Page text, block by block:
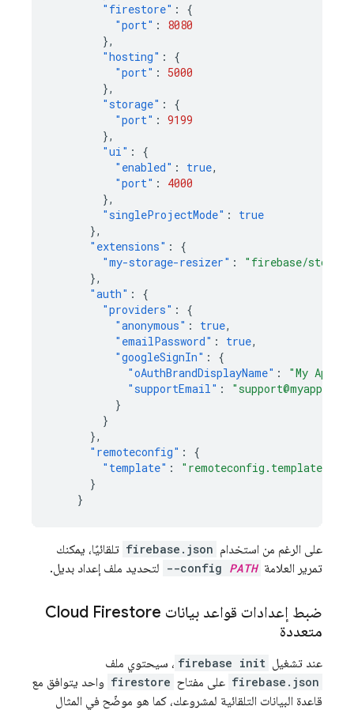
"firestore" :
{
"port" :
8080
},
"hosting" :
{
"port" :
5000
},
"storage" :
{
"port" : 9199
},
"ui" :
{
"enabled" : true,
"port" :
4000
},
"singleProjectMode" :
true
},
"extensions" :
{
"my-storage-resizer" :
"firebase/
},
"auth" :
{
"providers" :
{
"anonymous" : true,
"emailPassword" : true,
"googleSignIn" :
{
"oAuthBrandDisplayName" : "My App"
"supportEmail" :
}
}
},
"remoteconfig" :
{
"template" :
}
}
على الرغم من استخدام firebase.json تلقائيًا، يمكنك
تمرير العلامة
--config PATH لتحديد ملف إعداد بديل.
ضبط إعدادات قواعد بيانات Cloud Firestore
متعددة
عند تشغيل firebase init ، سيحتوي ملف
firebase.json على مفتاح firestore واحد يتوافق مع
قاعدة البيانات التلقائية لمشروعك، كما هو موضّح في المثال